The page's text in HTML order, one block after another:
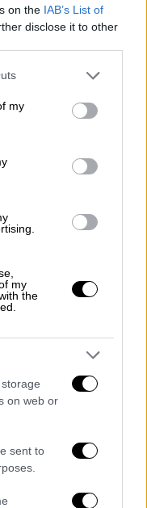
on the IAB’s List of
disclose it to other
one or more Google
You may click to
third-party tags to
in below Google
my
my
the
on web or
sent to
πολιτών
η
θέσεις μας -
θα δούμε
με αφορμή τις
μιας
«Νίκης»